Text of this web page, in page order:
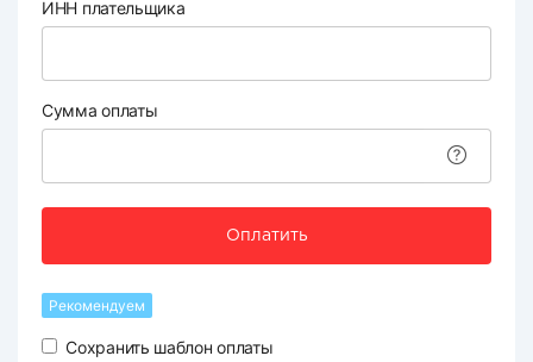
ИНН плательщика
Сумма оплаты
Оплатить
Рекомендуем
Сохранить шаблон оплаты